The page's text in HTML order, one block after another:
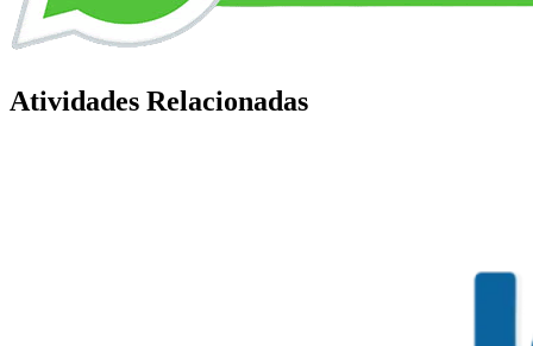
Atividades Relacionadas